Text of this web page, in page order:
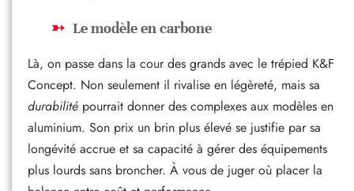
Le modèle en carbone
Là, on passe dans la cour des grands avec le trépied K&F
Concept. Non seulement il rivalise en légèreté, mais sa
durabilité pourrait donner des complexes aux modèles en
aluminium. Son prix un brin plus élevé se justifie par sa
longévité accrue et sa capacité à gérer des équipements
plus lourds sans broncher. À vous de juger où placer la